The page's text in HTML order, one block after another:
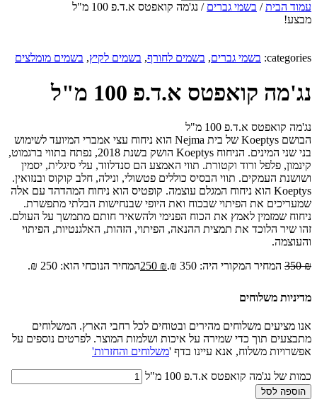
עמוד הבית/ בשמי גברים / נג'מה קואפטס א.ד.פ 100 מ"ל
מבצע!
categories: בשמי גברים, בשמים לחורף, בשמים לקיץ, בשמים מומלצים
נג'מה קואפטס א.ד.פ 100 מ"ל
נג'מה קואפטס א.ד.פ 100 מ"ל
הבושם Koeptys של בית Nejma הוא ניחוח עצי אמברי המיועד לשימוש
בני שני המינים. הניחוח Koeptys הושק בשנת 2018, נפתח בתווי ברגמוט,
קינמון, פלפל ורוד וקטורת. תווי האמצע הם סנדלווד, עלי סיגלית, יסמין
ושושנת העמקים. תווי הבסיס כוללים פטשולי, ונילה, חלב קוקוס ובנזואין.
Koeptys הוא ניחוח המגלם עוצמה. קופטיס הוא ניחוח המהדהד עם אלה
שמעריכים את הפיתוי שבכוח ואת היופי שבנחישות הבלתי מתפשרת.
ניחוח שמזמין לאמץ את הכוח הפנימי ולהשאיר חותם מתמשך על העולם.
זהו שיר הלוכד את תמצית ההנאה, הפיתוי, הזהות, האלגנטיות, הפיתוי
והעוצמה.
350₪ המחיר המקורי היה: 350 ₪. 250 ₪ המחיר הנוכחי הוא: 250 ₪.
מדיניות משלוחים
אנו מציעים משלוחים מהירים ובטוחים לכל רחבי הארץ. המשלוחים
מתבצעים תוך כדי שמירה על איכות ושלמות המוצר. לפרטים נוספים על
אפשרויות משלוח, אנא עיינו בדף 'משלוחים והחזרות'
כמות של נג'מה קואפטס א.ד.פ 100 מ"ל
הוספה לסל